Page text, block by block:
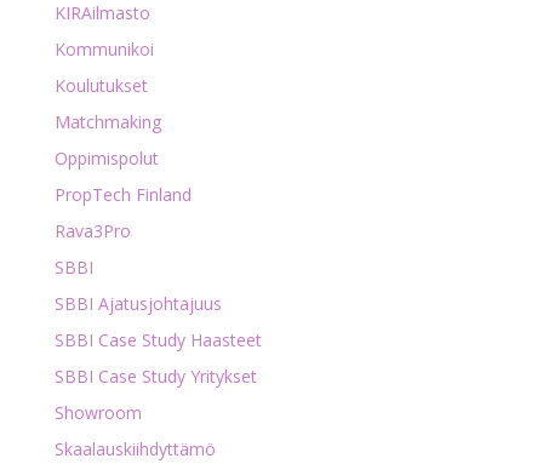
KIRAilmasto
Kommunikoi
Koulutukset
Matchmaking
Oppimispolut
PropTech Finland
Rava3Pro
SBBI
SBBI Ajatusjohtajuus
SBBI Case Study Haasteet
SBBI Case Study Yritykset
Showroom
Skaalauskiihdyttämö